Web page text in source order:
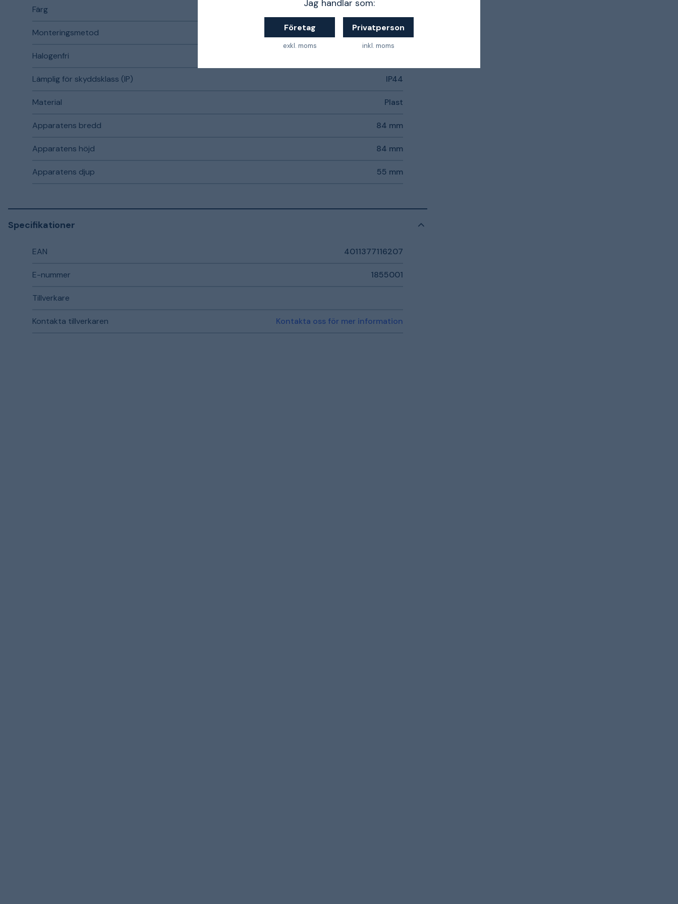
Jag handlar som:
Företag
exkl. moms
Privatperson
inkl. moms
Färg
Monteringsmetod Utanpåliggande montage
Halogenfri
Lämplig för skyddsklass (IP) IP44
Material Plast
Apparatens bredd 84 mm
Apparatens höjd 84 mm
Apparatens djup 55 mm
Specifikationer
EAN 4011377116207
E-nummer 1855001
Tillverkare
Kontakta tillverkaren Kontakta oss för mer information